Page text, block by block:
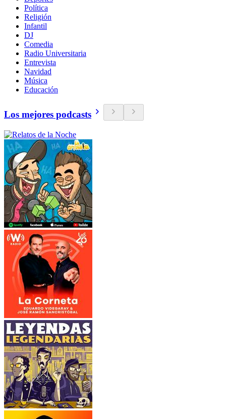
Política
Religión
Infantil
DJ
Comedia
Radio Universitaria
Entrevista
Navidad
Música
Educación
Los mejores podcasts